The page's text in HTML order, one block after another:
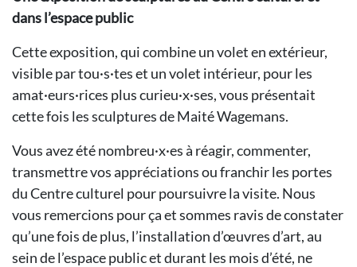
dans l’espace public
Cette exposition, qui combine un volet en extérieur,
visible par tou·s·tes et un volet intérieur, pour les
amat·eurs·rices plus curieu·x·ses, vous présentait
cette fois les sculptures de Maité Wagemans.
Vous avez été nombreu·x·es à réagir, commenter,
transmettre vos appréciations ou franchir les portes
du Centre culturel pour poursuivre la visite. Nous
vous remercions pour ça et sommes ravis de constater
qu’une fois de plus, l’installation d’œuvres d’art, au
sein de l’espace public et durant les mois d’été, ne